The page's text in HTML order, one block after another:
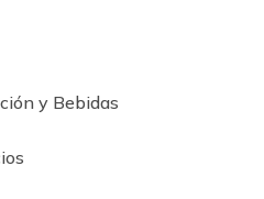
y Bebidas